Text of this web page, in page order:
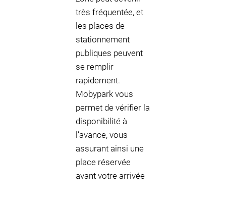
très fréquentée, et
les places de
stationnement
publiques peuvent
se remplir
rapidement.
Mobypark vous
permet de vérifier la
disponibilité à
l’avance, vous
assurant ainsi une
place réservée
avant votre arrivée